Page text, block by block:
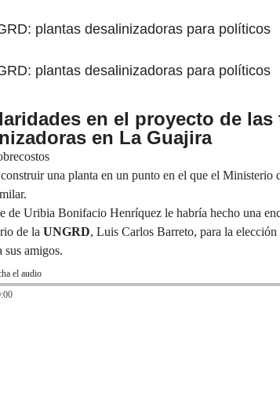
plantas desalinizadoras para políticos
plantas desalinizadoras para políticos
en el proyecto de las
en La Guajira
una planta en un punto en el que el Ministerio
de Uribia Bonifacio Henríquez le habría hecho una
de la UNGRD, Luis Carlos Barreto, para la
sus amigos.
el audio